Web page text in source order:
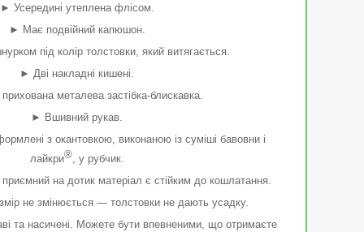
► Усередині утеплена флісом.
► Має подвійний капюшон.
під колір толстовки, який витягається.
► Дві накладні кишені.
металева застібка-блискавка.
► Вшивний рукав.
з окантовкою, виконаною із суміші бавовни і
лайкри®, у рубчик.
на дотик матеріал є стійким до кошлатання.
не змінюється — толстовки не дають усадку.
та насичені. Можете бути впевненими, що отримаєте